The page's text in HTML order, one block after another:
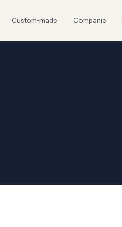
Custom-made Companie